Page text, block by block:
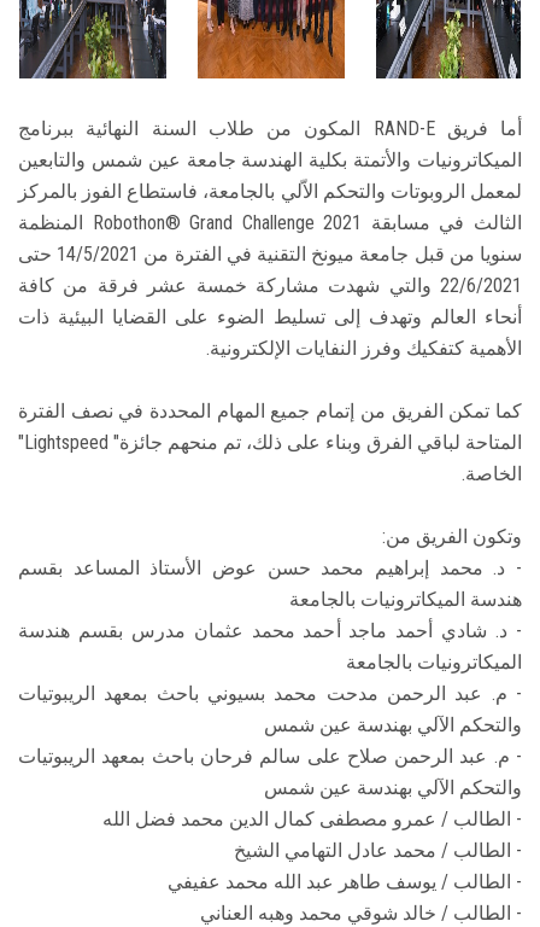
أما فريق RAND-E المكون من طلاب السنة النهائية ببرنامج
الميكاترونيات والأتمتة بكلية الهندسة جامعة عين شمس والتابعين
لمعمل الروبوتات والتحكم الاّلي بالجامعة، فاستطاع الفوز بالمركز
الثالث في مسابقة Robothon® Grand Challenge 2021 المنظمة
سنويا من قبل جامعة ميونخ التقنية في الفترة من 14/5/2021 حتى
22/6/2021 والتي شهدت مشاركة خمسة عشر فرقة من كافة
أنحاء العالم وتهدف إلى تسليط الضوء على القضايا البيئية ذات
الأهمية كتفكيك وفرز النفايات الإلكترونية.
كما تمكن الفريق من إتمام جميع المهام المحددة في نصف الفترة
المتاحة لباقي الفرق وبناء على ذلك، تم منحهم جائزة" Lightspeed"
الخاصة.
وتكون الفريق من:
- د. محمد إبراهيم محمد حسن عوض الأستاذ المساعد بقسم
هندسة الميكاترونيات بالجامعة
- د. شادي أحمد ماجد أحمد محمد عثمان مدرس بقسم هندسة
الميكاترونيات بالجامعة
- م. عبد الرحمن مدحت محمد بسيوني باحث بمعهد الريبوتيات
والتحكم الآلي بهندسة عين شمس
- م. عبد الرحمن صلاح على سالم فرحان باحث بمعهد الريبوتيات
والتحكم الآلي بهندسة عين شمس
- الطالب / عمرو مصطفى كمال الدين محمد فضل الله
- الطالب / محمد عادل التهامي الشيخ
- الطالب / يوسف طاهر عبد الله محمد عفيفي
- الطالب / خالد شوقي محمد وهبه العناني